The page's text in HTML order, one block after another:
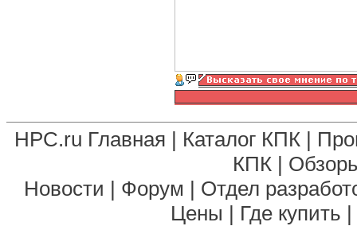
HPC.ru Главная | Каталог КПК |
КПК |
Новости | Форум | Отдел
Цены | Где купить |